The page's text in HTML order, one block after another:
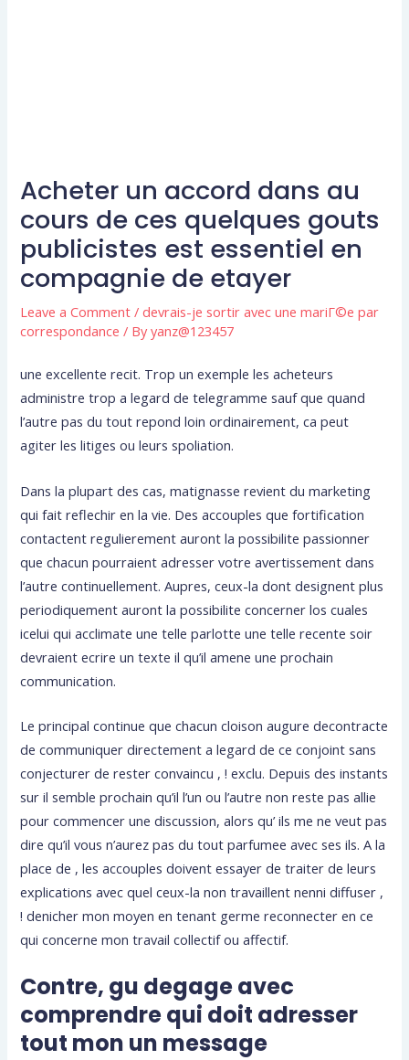
Acheter un accord dans au
cours de ces quelques gouts
publicistes est essentiel en
compagnie de etayer
Leave a Comment /devrais-je sortir avec une mariГ©e par
correspondance / Byyanz@123457
une excellente recit. Trop un exemple les acheteurs
administre trop a legard de telegramme sauf que quand
l’autre pas du tout repond loin ordinairement, ca peut
agiter les litiges ou leurs spoliation.
Dans la plupart des cas, matignasse revient du marketing
qui fait reflechir en la vie. Des accouples que fortification
contactent regulierement auront la possibilite passionner
que chacun pourraient adresser votre avertissement dans
l’autre continuellement. Aupres, ceux-la dont designent plus
periodiquement auront la possibilite concerner los cuales
icelui qui acclimate une telle parlotte une telle recente soir
devraient ecrire un texte il qu’il amene une prochain
communication.
Le principal continue que chacun cloison augure decontracte
de communiquer directement a legard de ce conjoint sans
conjecturer de rester convaincu , ! exclu. Depuis des instants
sur il semble prochain qu’il l’un ou l’autre non reste pas allie
pour commencer une discussion, alors qu’ ils me ne veut pas
dire qu’il vous n’aurez pas du tout parfumee avec ses ils. A la
place de , les accouples doivent essayer de traiter de leurs
explications avec quel ceux-la non travaillent nenni diffuser ,
! denicher mon moyen en tenant germe reconnecter en ce
qui concerne mon travail collectif ou affectif.
Contre, gu degage avec
comprendre qui doit adresser
tout mon un message